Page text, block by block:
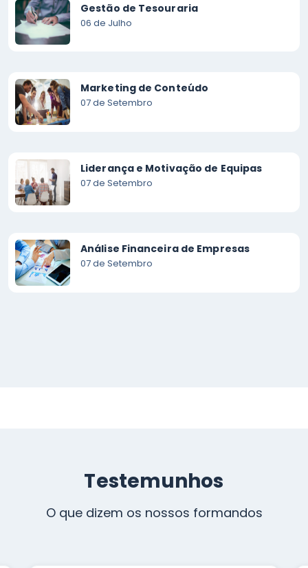
Gestão de Tesouraria
06 de Julho
Marketing de Conteúdo
07 de Setembro
Liderança e Motivação de Equipas
07 de Setembro
Análise Financeira de Empresas
07 de Setembro
Testemunhos
O que dizem os nossos formandos